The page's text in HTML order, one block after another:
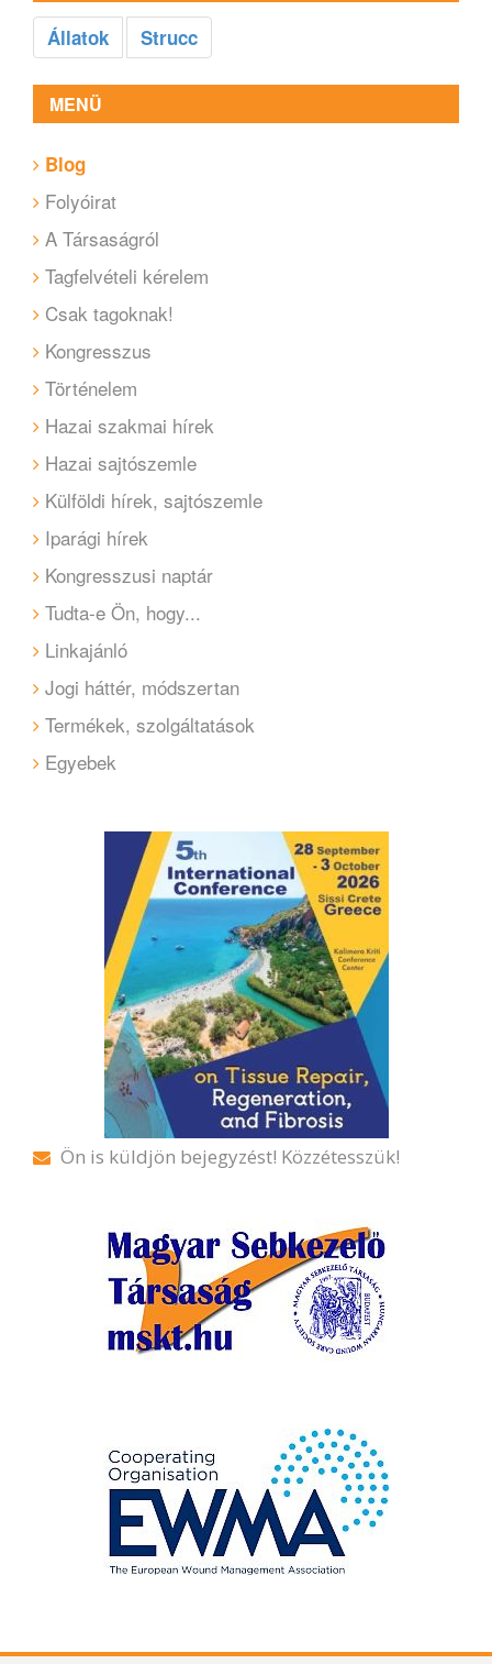
Állatok Strucc
MENÜ
Blog
Folyóirat
A Társaságról
Tagfelvételi kérelem
Csak tagoknak!
Kongresszus
Történelem
Hazai szakmai hírek
Hazai sajtószemle
Külföldi hírek, sajtószemle
Iparági hírek
Kongresszusi naptár
Tudta-e Ön, hogy...
Linkajánló
Jogi háttér, módszertan
Termékek, szolgáltatások
Egyebek
Ön is küldjön bejegyzést! Közzétesszük!